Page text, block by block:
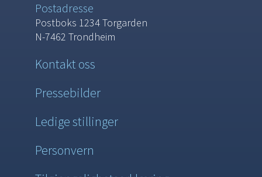
Postadresse
Postboks 1234 Torgarden
N-7462 Trondheim
Kontakt oss
Pressebilder
Ledige stillinger
Personvern